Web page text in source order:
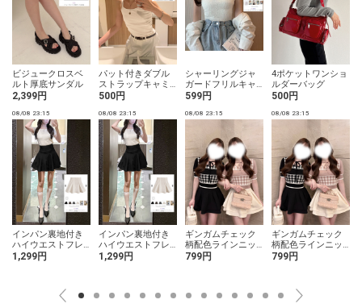
ビジュークロスベ
ルト厚底サンダル
2,399円
パット付きダブル
ストラップキャミ
ソール
500円
シャーリングジャ
ガードフリルキャ
ミソール
599円
4ポケットワンショ
ルダーバッグ
500円
08/08 23:15
インパン裏地付き
ハイウエストフレ
アミニスカート
1,299円
08/08 23:15
インパン裏地付き
ハイウエストフレ
アミニスカート
1,299円
08/08 23:15
ギンガムチェック
柄配色ラインニッ
トトップス
799円
08/08 23:15
ギンガムチェック
柄配色ラインニッ
トトップス
799円